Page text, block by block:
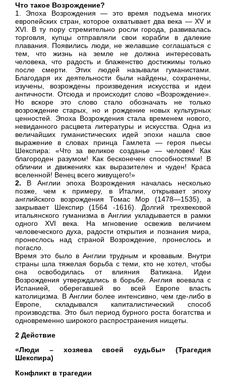
Что такое Возрождение?
1. Эпоха Возрождения — это время подъема многих
европейских стран, которое охватывает два века — ХV и
ХVI. В ту пору стремительно росли города, развивалась
торговля, купцы отправляли свои корабли в далекие
плавания. Появились люди, не желавшие соглашаться с
тем, что жизнь на земле не должна интересовать
человека, что радость и блаженство достижимы только
после смерти. Этих людей называли гуманистами.
Благодаря их деятельности были найдены, сохранены,
изучены, возрождены произведения искусства и идеи
античности. Отсюда и происходит слово «Возрождение».
Но вскоре это слово стало обозначать не только
возрождение старых, но и рождение новых культурных
ценностей. Эпоха Возрождения стала временем нового,
невиданного расцвета литературы и искусства. Одна из
величайших гуманистических идей эпохи нашла свое
выражение в словах принца Гамлета — героя пьесы
Шекспира: «Что за великое созданье — человек! Как
благороден разумом! Как бесконечен способностями! В
обличии и движениях как выразителен и чуден! Краса
вселенной! Венец всего живущего!»
2. В Англии эпоха Возрождения началась несколько
позже, чем к примеру, в Италии, открывает эпоху
английского возрождения Томас Мор (1478—1535), а
закрывает Шекспир (1564 -1616). Долгий трехвековой
итальянского гуманизма в Англии укладывается в рамки
одного ХVI века. На мгновение освежив величием
человеческого духа, радости открытия и познания мира,
пронеслось над страной Возрождение, пронеслось и
погасло.
Время это было в Англии трудным и кровавым. Внутри
страны шла тяжелая борьба с теми, кто не хотел, чтобы
она освободилась от влияния Ватикана. Идеи
Возрождения утверждались в борьбе. Англия воевала с
Испанией, оберегавшей во всей Европе власть
католицизма. В Англии более интенсивно, чем где-либо в
Европе, складывался капиталистический способ
производства. Это был период бурного роста богатства и
одновременно широкого распространения нищеты.
2 Действие
«Люди – хозяева своей судьбы» (Трагедия
Шекспира)
Конфликт в трагедии